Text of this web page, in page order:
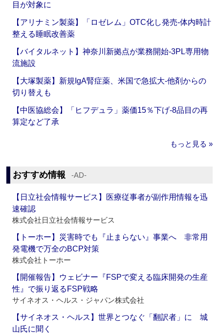
目が対象に
【アリナミン製薬】「ロゼレム」OTC化し発売‐体内時計
整える睡眠改善薬
【バイタルネット】神奈川新拠点が業務開始‐3PL専用物
流施設
【大塚製薬】新規IgA腎症薬、米国で急拡大‐他剤からの
切り替えも
【中医協総会】「ヒフデュラ」薬価15％下げ‐8品目の再
算定など了承
もっと見る »
おすすめ情報 ‐AD‐
【日立社会情報サービス】医療従事者が副作用情報を迅
速確認
株式会社日立社会情報サービス
【トーホー】災害時でも『止まらない』事業へ 非常用
発電機で万全のBCP対策
株式会社トーホー
【開催報告】ウェビナー『FSPで変える臨床開発の生産
性』で振り返るFSP戦略
サイネオス・ヘルス・ジャパン株式会社
【サイネオス・ヘルス】世界とつなぐ「翻訳者」に 城
山氏に聞く